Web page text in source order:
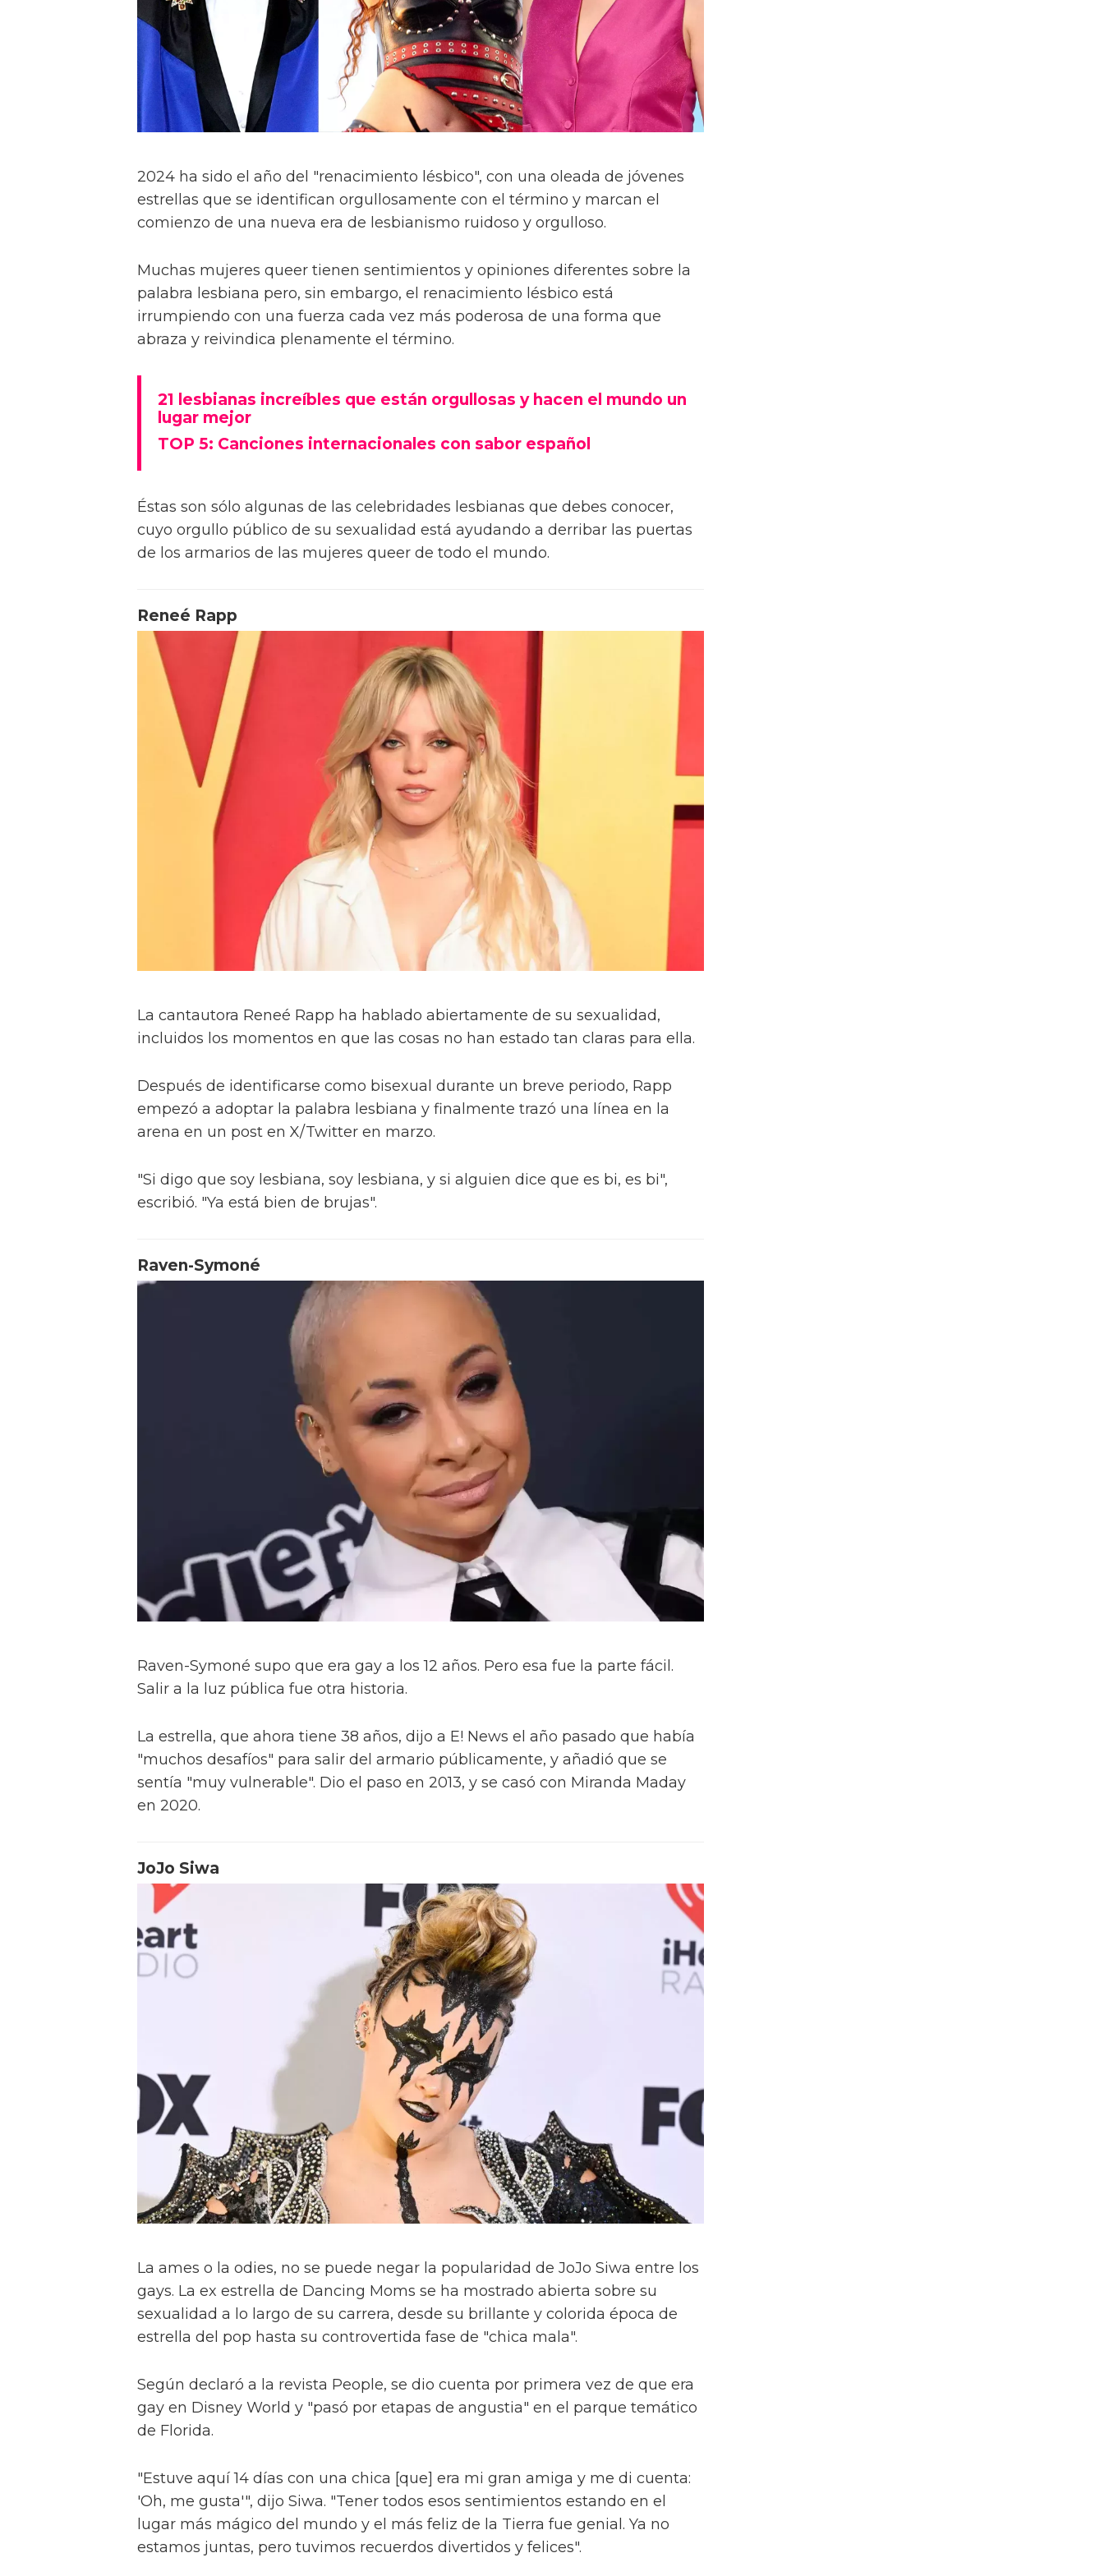
2024 ha sido el año del "renacimiento lésbico", con una oleada de jóvenes
estrellas que se identifican orgullosamente con el término y marcan el
comienzo de una nueva era de lesbianismo ruidoso y orgulloso.
Muchas mujeres queer tienen sentimientos y opiniones diferentes sobre la
palabra lesbiana pero, sin embargo, el renacimiento lésbico está
irrumpiendo con una fuerza cada vez más poderosa de una forma que
abraza y reivindica plenamente el término.
21 lesbianas increíbles que están orgullosas y hacen el mundo un
lugar mejor
TOP 5: Canciones internacionales con sabor español
Éstas son sólo algunas de las celebridades lesbianas que debes conocer,
cuyo orgullo público de su sexualidad está ayudando a derribar las puertas
de los armarios de las mujeres queer de todo el mundo.
Reneé Rapp
La cantautora Reneé Rapp ha hablado abiertamente de su sexualidad,
incluidos los momentos en que las cosas no han estado tan claras para ella.
Después de identificarse como bisexual durante un breve periodo, Rapp
empezó a adoptar la palabra lesbiana y finalmente trazó una línea en la
arena en un post en X/Twitter en marzo.
"Si digo que soy lesbiana, soy lesbiana, y si alguien dice que es bi, es bi",
escribió. "Ya está bien de brujas".
Raven-Symoné
Raven-Symoné supo que era gay a los 12 años. Pero esa fue la parte fácil.
Salir a la luz pública fue otra historia.
La estrella, que ahora tiene 38 años, dijo a E! News el año pasado que había
"muchos desafíos" para salir del armario públicamente, y añadió que se
sentía "muy vulnerable". Dio el paso en 2013, y se casó con Miranda Maday
en 2020.
JoJo Siwa
La ames o la odies, no se puede negar la popularidad de JoJo Siwa entre los
gays. La ex estrella de Dancing Moms se ha mostrado abierta sobre su
sexualidad a lo largo de su carrera, desde su brillante y colorida época de
estrella del pop hasta su controvertida fase de "chica mala".
Según declaró a la revista People, se dio cuenta por primera vez de que era
gay en Disney World y "pasó por etapas de angustia" en el parque temático
de Florida.
"Estuve aquí 14 días con una chica [que] era mi gran amiga y me di cuenta:
'Oh, me gusta'", dijo Siwa. "Tener todos esos sentimientos estando en el
lugar más mágico del mundo y el más feliz de la Tierra fue genial. Ya no
estamos juntas, pero tuvimos recuerdos divertidos y felices".